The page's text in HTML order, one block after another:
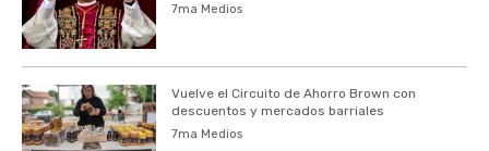
7ma Medios
Vuelve el Circuito de Ahorro Brown con
descuentos y mercados barriales
7ma Medios